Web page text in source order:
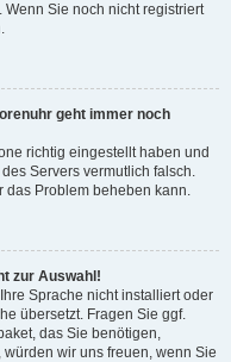
Sie noch nicht registriert
geht immer noch
richtig eingestellt haben und
Servers vermutlich falsch.
das Problem beheben kann.
zur Auswahl!
Sprache nicht installiert oder
übersetzt. Fragen Sie ggf.
das Sie benötigen,
wir uns freuen, wenn Sie